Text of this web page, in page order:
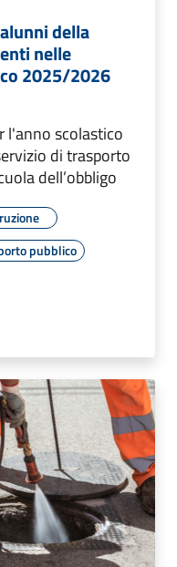
della
nelle
2025/2026
l'anno scolastico
di trasporto
dell’obbligo
pubblico